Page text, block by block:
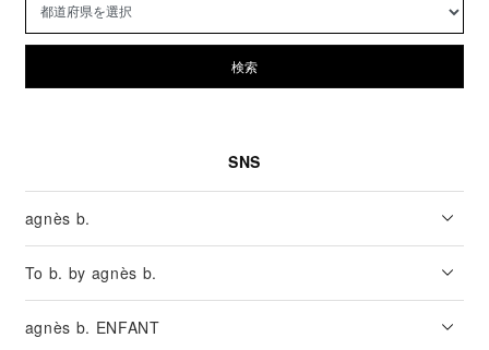
検索
SNS
agnès b.
To b. by agnès b.
agnès b. ENFANT